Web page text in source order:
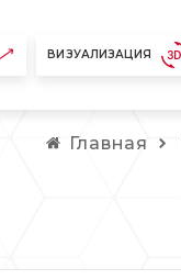
ВИЗУАЛИЗАЦИЯ
Главная